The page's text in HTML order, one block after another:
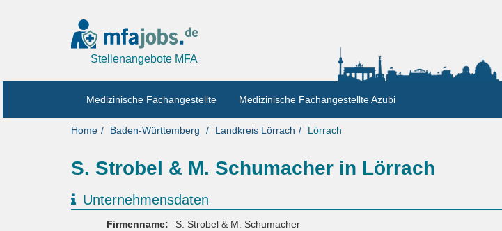
Stellenangebote MFA
Medizinische Fachangestellte Medizinische Fachangestellte Azubi
Home Baden-Württemberg Landkreis Lörrach Lörrach
S. Strobel & M. Schumacher in Lörrach
Unternehmensdaten
Firmenname:
S. Strobel & M. Schumacher